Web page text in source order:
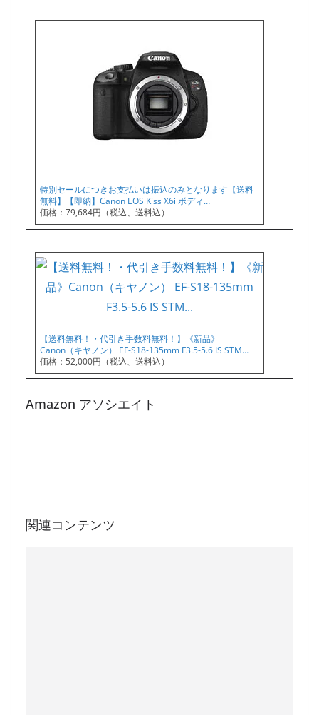
特別セールにつきお支払いは振込のみとなります【送料
無料】【即納】Canon EOS Kiss X6i ボディ…
価格：79,684円（税込、送料込）
【送料無料！・代引き手数料無料！】《新品》
Canon（キヤノン） EF-S18-135mm F3.5-5.6 IS STM…
価格：52,000円（税込、送料込）
Amazon アソシエイト
関連コンテンツ